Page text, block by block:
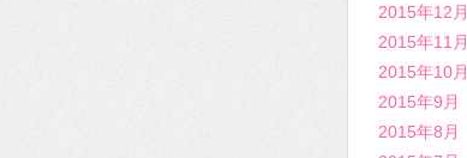
2015年12月
2015年11月
2015年10月
2015年9月
2015年8月